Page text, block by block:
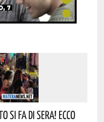
Fa Di Sera! Ecco